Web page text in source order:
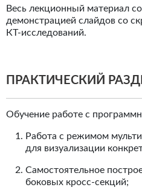
Весь лекционный материал
демонстрацией слайдов со
КТ-исследований.
ПРАКТИЧЕСКИЙ
Обучение работе с
Работа с режимом
для визуализации
Самостоятельное
боковых кросс-секций;